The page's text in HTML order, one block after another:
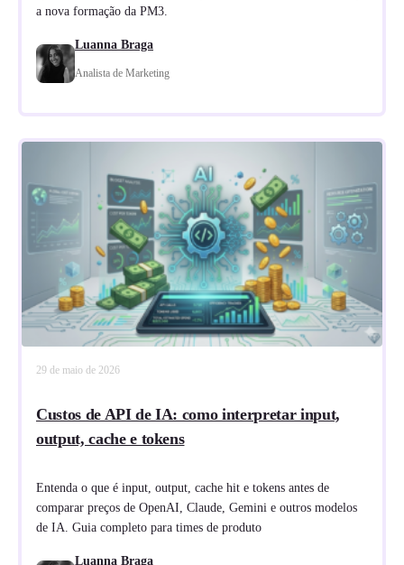
a nova formação da PM3.
Luanna Braga
Analista de Marketing
29 de maio de 2026
Custos de API de IA: como interpretar input,
output, cache e tokens
Entenda o que é input, output, cache hit e tokens antes de
comparar preços de OpenAI, Claude, Gemini e outros modelos
de IA. Guia completo para times de produto
Luanna Braga